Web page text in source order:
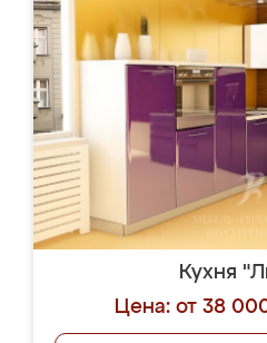
Кухня
Цена: от 38